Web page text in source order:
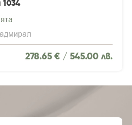
278.65 € / 545.00 лв.